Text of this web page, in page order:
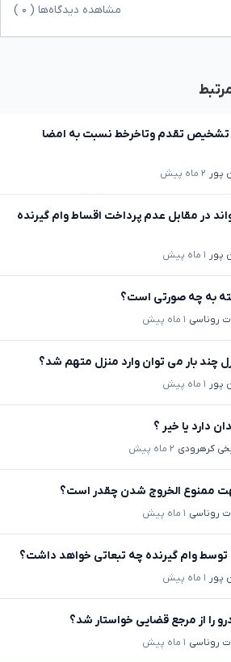
مشاهده دیدگاه‌ها ( ۰
تشخیص تقدم وتاخرخط نسبت به امضا
پور ۲ ماه پیش
در مقابل عدم پرداخت اقساط وام گیرنده
پور ۱ ماه پیش
به چه صورتی است؟
روناسی ۱ ماه پیش
چند بار می توان وارد منزل متهم شد؟
پور ۱ ماه پیش
دارد یا خیر ؟
کرهرودی ۲ ماه پیش
ممنوع الخروج شدن چقدر است؟
روناسی ۱ ماه پیش
وام گیرنده چه تبعاتی خواهد داشت؟
پور ۱ ماه پیش
را از مرجع قضایی خواستار شد؟
روناسی ۱ ماه پیش